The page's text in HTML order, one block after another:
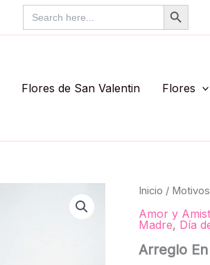
Search
for:
Search Button
Flores de San Valentin Flores
Inicio / Motivos
Amor y
Madre, Día
Arreglo
Arreglo
Canasta
Redondo
Ref
#322